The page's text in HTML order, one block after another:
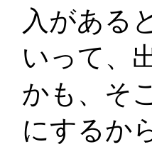
入がある
いって、
かも、そ
にするか